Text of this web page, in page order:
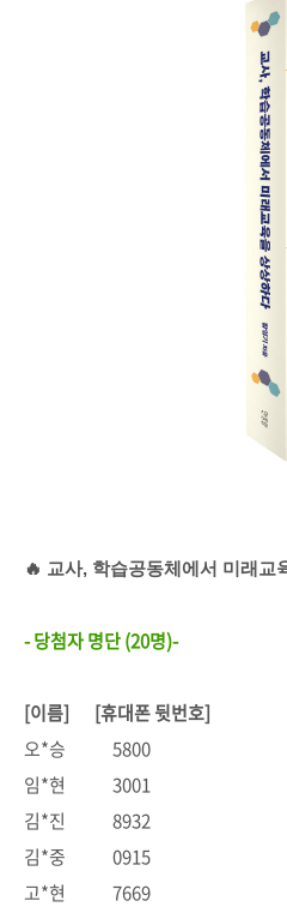
🔥 교사, 학습공동체에서 미래교
- 당첨자 명단 (20명)-
[이름] [휴대폰 뒷번호]
오*승 5800
임*현 3001
김*진 8932
김*중 0915
고*현 7669